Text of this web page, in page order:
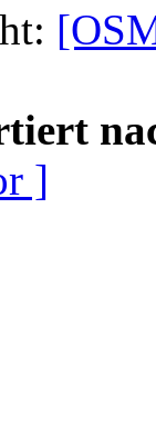
]